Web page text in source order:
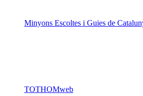
Minyons Escoltes i Guies de
TOTHOMweb